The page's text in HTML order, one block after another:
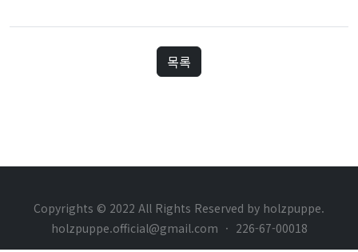
목록
Copyrights © 2022 All Rights Reserved by holzpuppe.
holzpuppe.official@gmail.com · 226-67-00018